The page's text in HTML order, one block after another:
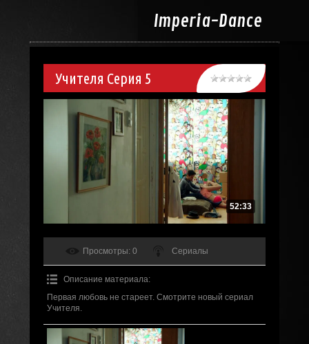
Imperia-Dance
Учителя Серия 5
52:33
Просмотры: 0 Сериалы
Описание материала:
Первая любовь не стареет. Смотрите новый сериал
Учителя.